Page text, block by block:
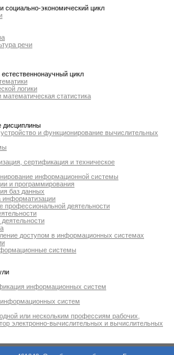
экономический цикл
речи
цикл
логики
статистика
и функционирование вычислительных
сертификация и техническое
информационной системы
и программирования
баз данных
деятельности
доступом в информационных системах
системы
информационных систем
систем
или нескольким профессиям рабочих,
электронно-вычислительных и вычислительных